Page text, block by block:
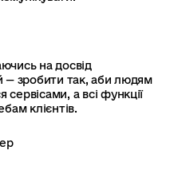
на досвід
— зробити так, аби людям
а всі функції
клієнтів.